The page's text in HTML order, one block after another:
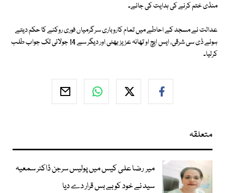
منڈی ختم کرنے کی ہدایت کی جائے۔
عدالت نے مسجد کے احاطے میں تمام کاروباری سرگرمیاں فوری روکنے کا حکم دیتے
ہوئے ڈی سی شرقی، ایس ایچ او تھانہ عزیز بھٹی اور دیگر سے 14 جولائی تک جواب طلب
کرلیا۔
متعلقہ
میر رضا علی کیس میں پولیس سرجن ڈاکٹر سمعیہ
سید نے خود کو بے بس قرار دے دیا